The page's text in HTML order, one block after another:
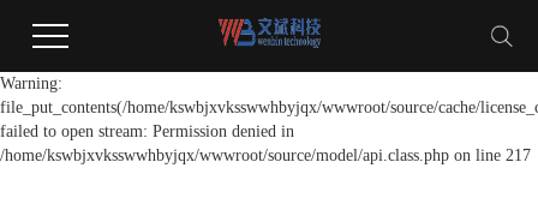
Warning:
file_put_contents(/home/kswbjxvksswwhbyjqx/wwwroot/source/cache/
failed to open stream: Permission denied in
/home/kswbjxvksswwhbyjqx/wwwroot/source/model/api.class.php on line 217